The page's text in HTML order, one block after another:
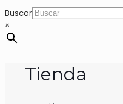
Buscar
×
Tienda